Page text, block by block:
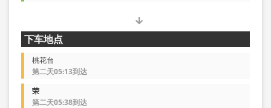
下车地点
桃花台
第二天05:13到达
荣
第二天05:38到达